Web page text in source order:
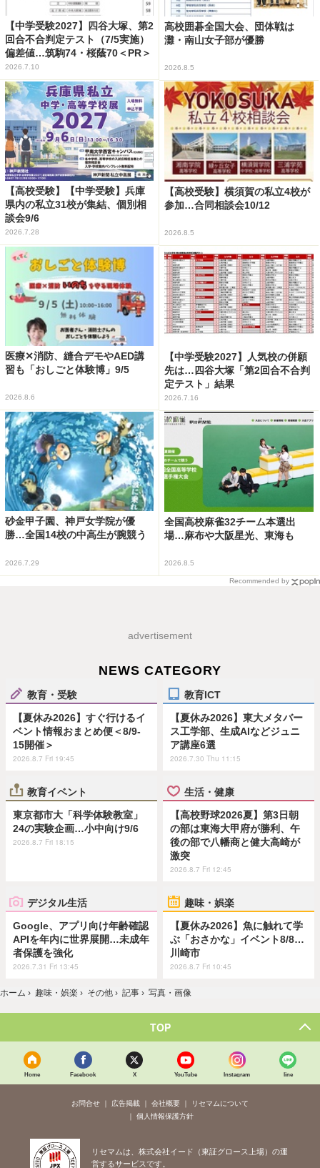
【中学受験2027】四谷大塚、第2
回合不合判定テスト（7/5実施）
偏差値…筑駒74・桜蔭70＜PR＞
2026.7.10
高校囲碁全国大会、団体戦は
灘・南山女子部が優勝
2026.8.5
【高校受験】【中学受験】兵庫
県内の私立31校が集結、個別相
談会9/6
2026.7.28
【高校受験】横須賀の私立4校が
参加…合同相談会10/12
2026.8.5
医療✕消防、縫合デモやAED講
習も「おしごと体験博」9/5
2026.8.6
【中学受験2027】人気校の併願
先は…四谷大塚「第2回合不合判
定テスト」結果
2026.7.16
砂金甲子園、神戸女学院が優
勝…全国14校の中高生が腕競う
2026.7.29
全国高校麻雀32チーム本選出
場…麻布や大阪星光、東海も
2026.8.5
Recommended by
advertisement
NEWS CATEGORY
教育・受験
【夏休み2026】すぐ行けるイ
ベント情報おまとめ便＜8/9-
15開催＞
2026.8.7 Fri 19:45
教育ICT
【夏休み2026】東大メタバー
ス工学部、生成AIなどジュニ
ア講座6選
2026.7.30 Thu 11:15
教育イベント
東京都市大「科学体験教室」
24の実験企画…小中向け9/6
2026.8.7 Fri 18:15
生活・健康
【高校野球2026夏】第3日朝
の部は東海大甲府が勝利、午
後の部で八幡商と健大高崎が
激突
2026.8.7 Fri 12:45
デジタル生活
Google、アプリ向け年齢確認
APIを年内に世界展開…未成年
者保護を強化
2026.7.31 Fri 13:45
趣味・娯楽
【夏休み2026】魚に触れて学
ぶ「おさかな」イベント8/8…
川崎市
2026.8.7 Fri 10:45
ホーム › 趣味・娯楽 › その他 › 記事 › 写真・画像
TOP
Home Facebook X YouTube Instagram line
お問合せ 広告掲載 会社概要
リセマムについて
個人情報保護方針
リセマムは、株式会社イード（東証グロース上場）の運
営するサービスです。